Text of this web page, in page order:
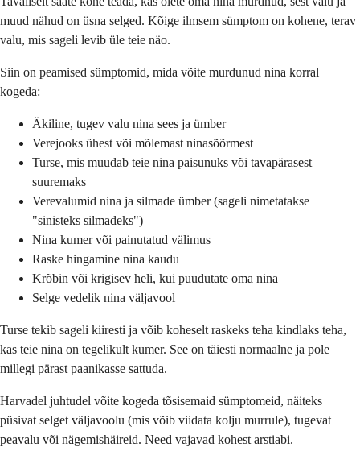
muud nähud on üsna selged. Kõige ilmsem sümptom on kohene, terav
valu, mis sageli levib üle teie näo.
Siin on peamised sümptomid, mida võite murdunud nina korral
kogeda:
Äkiline, tugev valu nina sees ja ümber
Verejooks ühest või mõlemast ninasõõrmest
Turse, mis muudab teie nina paisunuks või tavapärasest
suuremaks
Verevalumid nina ja silmade ümber (sageli nimetatakse
"sinisteks silmadeks")
Nina kumer või painutatud välimus
Raske hingamine nina kaudu
Krõbin või krigisev heli, kui puudutate oma nina
Selge vedelik nina väljavool
Turse tekib sageli kiiresti ja võib koheselt raskeks teha kindlaks teha,
kas teie nina on tegelikult kumer. See on täiesti normaalne ja pole
millegi pärast paanikasse sattuda.
Harvadel juhtudel võite kogeda tõsisemaid sümptomeid, näiteks
püsivat selget väljavoolu (mis võib viidata kolju murrule), tugevat
peavalu või nägemishäireid. Need vajavad kohest arstiabi.